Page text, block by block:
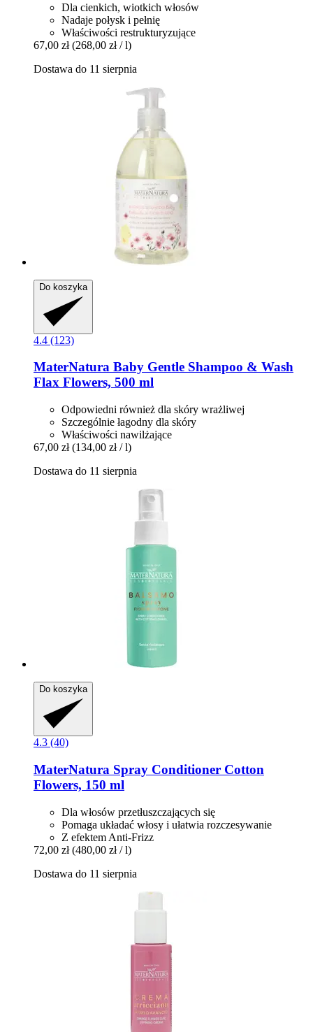
Dla cienkich, wiotkich włosów
Nadaje połysk i pełnię
Właściwości restrukturyzujące
67,00 zł (268,00 zł / l)
Dostawa do 11 sierpnia
Do koszyka
4.4 (123)
MaterNatura Baby Gentle Shampoo & Wash
Flax Flowers, 500 ml
Odpowiedni również dla skóry wrażliwej
Szczególnie łagodny dla skóry
Właściwości nawilżające
67,00 zł (134,00 zł / l)
Dostawa do 11 sierpnia
Do koszyka
4.3 (40)
MaterNatura Spray Conditioner Cotton
Flowers, 150 ml
Dla włosów przetłuszczających się
Pomaga układać włosy i ułatwia rozczesywanie
Z efektem Anti-Frizz
72,00 zł (480,00 zł / l)
Dostawa do 11 sierpnia